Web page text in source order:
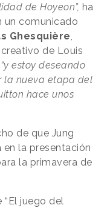
de Hoyeon”, ha
un comunicado
Ghesquière,
de Louis
“y estoy deseando
la nueva etapa del
hace unos
de que Jung
en la presentación
la primavera de
juego del